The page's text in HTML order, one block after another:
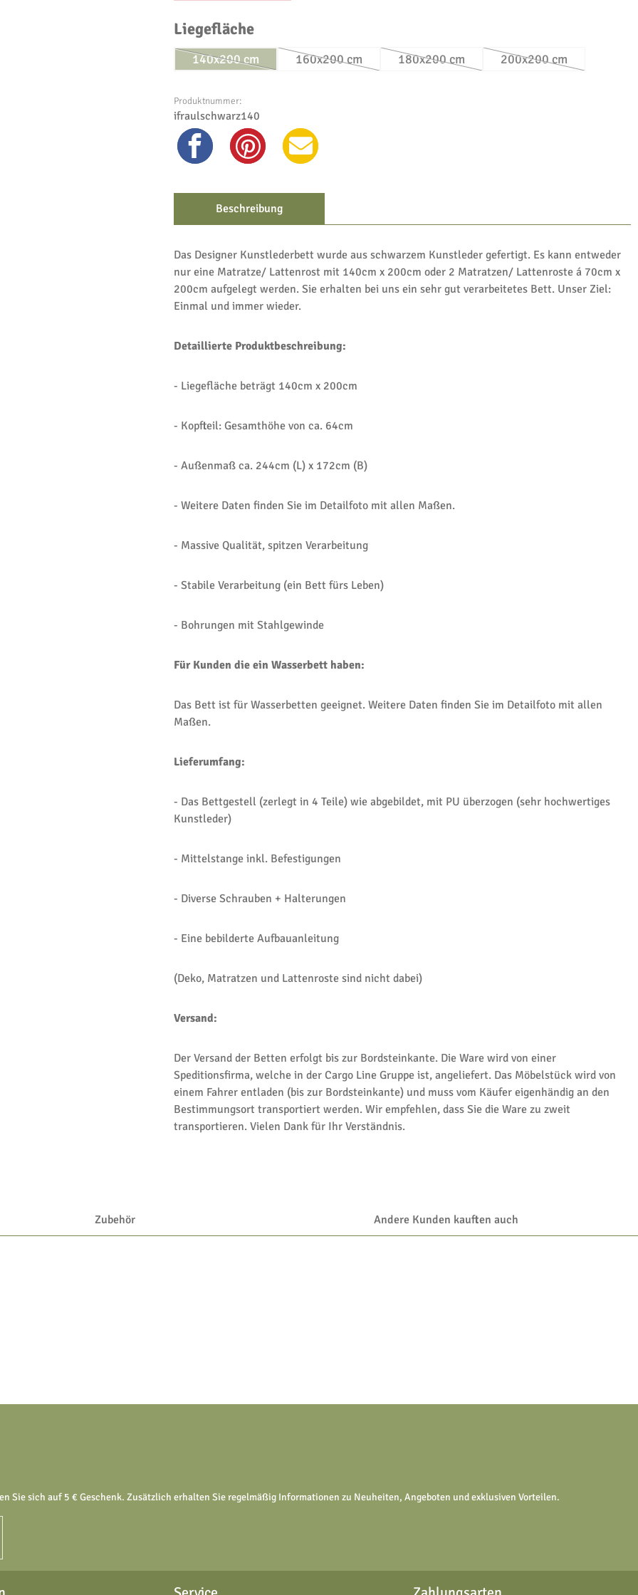
Liegeflächeauswählen
140x200 cm
(Diese Option ist zurzeit nicht verfügbar.)
160x200 cm
(Diese Option ist zurzeit nicht verfügbar.)
180x200 cm
(Diese Option ist zurzeit nicht verfügbar.)
200x200 cm
(Diese Option ist
Produktnummer:
ifraulschwarz140
Beschreibung
Das Designer Kunstlederbett wurde aus schwarzem Kunstleder gefertigt. Es kann entweder
nur eine Matratze/ Lattenrost mit 140cm x 200cm oder 2 Matratzen/ Lattenroste á 70cm x
200cm aufgelegt werden. Sie erhalten bei uns ein sehr gut verarbeitetes Bett. Unser Ziel:
Einmal und immer wieder.
Detaillierte Produktbeschreibung:
- Liegefläche beträgt 140cm x 200cm
- Kopfteil: Gesamthöhe von ca. 64cm
- Außenmaß ca. 244cm (L) x 172cm (B)
- Weitere Daten finden Sie im Detailfoto mit allen Maßen.
- Massive Qualität, spitzen Verarbeitung
- Stabile Verarbeitung (ein Bett fürs Leben)
- Bohrungen mit Stahlgewinde
Für Kunden die ein Wasserbett haben:
Das Bett ist für Wasserbetten geeignet. Weitere Daten finden Sie im Detailfoto mit allen
Maßen.
Lieferumfang:
- Das Bettgestell (zerlegt in 4 Teile) wie abgebildet, mit PU überzogen (sehr hochwertiges
Kunstleder)
- Mittelstange inkl. Befestigungen
- Diverse Schrauben + Halterungen
- Eine bebilderte Aufbauanleitung
(Deko, Matratzen und Lattenroste sind nicht dabei)
Versand:
Der Versand der Betten erfolgt bis zur Bordsteinkante. Die Ware wird von einer
Speditionsfirma, welche in der Cargo Line Gruppe ist, angeliefert. Das Möbelstück wird von
einem Fahrer entladen (bis zur Bordsteinkante) und muss vom Käufer eigenhändig an den
Bestimmungsort transportiert werden. Wir empfehlen, dass Sie die Ware zu zweit
transportieren. Vielen Dank für Ihr Verständnis.
Zubehör Andere Kunden kauften auch
Sie sich auf 5 € Geschenk. Zusätzlich erhalten Sie regelmäßig Informationen zu Neuheiten, Angeboten und exklusiven Vorteilen.